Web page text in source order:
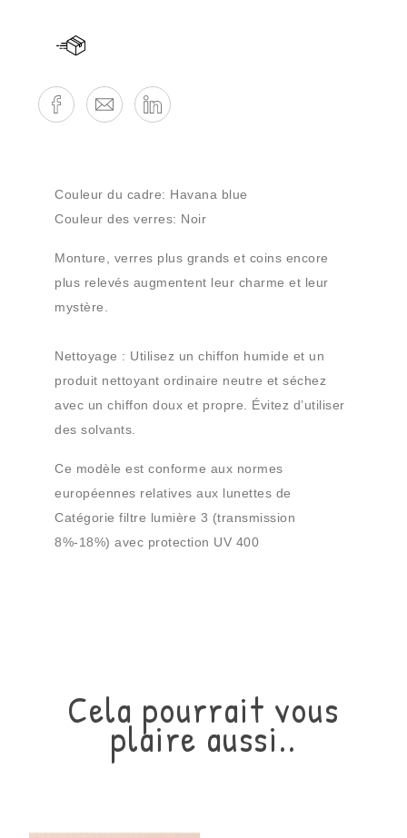
Couleur du cadre: Havana blue
Couleur des verres: Noir
Monture, verres plus grands et coins encore
plus relevés augmentent leur charme et leur
mystère.
Nettoyage : Utilisez un chiffon humide et un
produit nettoyant ordinaire neutre et séchez
avec un chiffon doux et propre. Évitez d’utiliser
des solvants.
Ce modèle est conforme aux normes
européennes relatives aux lunettes de
Catégorie filtre lumière 3 (transmission
8%-18%) avec protection UV 400
Référence
Cela pourrait vous
plaire aussi..